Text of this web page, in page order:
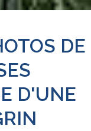
DE
D'UNE